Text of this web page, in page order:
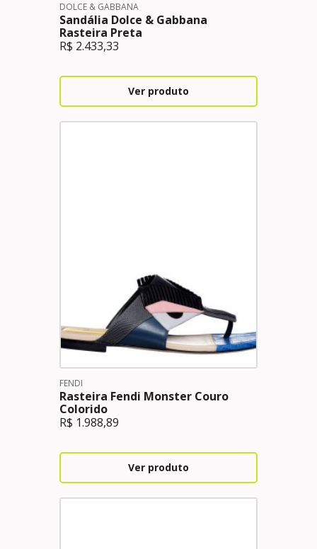
DOLCE & GABBANA
Sandália Dolce & Gabbana
Rasteira Preta
R$ 2.433,33
Ver produto
FENDI
Rasteira Fendi Monster Couro
Colorido
R$ 1.988,89
Ver produto